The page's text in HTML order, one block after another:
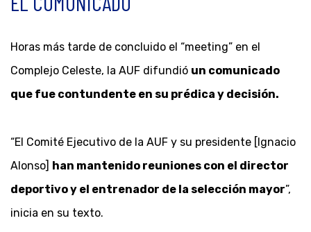
Horas más tarde de concluido el “meeting” en el
Complejo Celeste, la AUF difundió un comunicado
que fue contundente en su prédica y decisión.
“El Comité Ejecutivo de la AUF y su presidente [Ignacio
Alonso] han mantenido reuniones con el director
deportivo y el entrenador de la selección mayor”,
inicia en su texto.